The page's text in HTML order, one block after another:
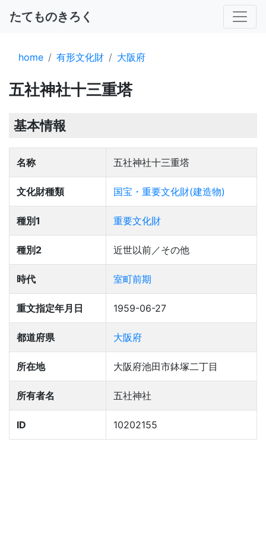
たてものきろく
home 有形文化財 大阪府
五社神社十三重塔
基本情報
名称 五社神社十三重塔
文化財種類 国宝・重要文化財(建造物)
種別1 重要文化財
種別2 近世以前／その他
時代 室町前期
重文指定年月日 1959-06-27
都道府県 大阪府
所在地 大阪府池田市鉢塚二丁目
所有者名 五社神社
ID 10202155